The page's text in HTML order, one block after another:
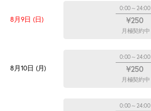
8月9日 (日)
0:00～24:00
¥250
月極契約中
8月10日 (月)
0:00～24:00
¥250
月極契約中
0:00～24:00